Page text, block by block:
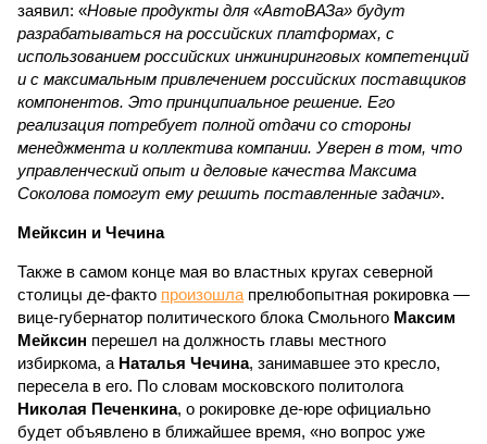
заявил: «Новые продукты для «АвтоВАЗа» будут
разрабатываться на российских платформах, с
использованием российских инжиниринговых компетенций
и с максимальным привлечением российских поставщиков
компонентов. Это принципиальное решение. Его
реализация потребует полной отдачи со стороны
менеджмента и коллектива компании. Уверен в том, что
управленческий опыт и деловые качества Максима
Соколова помогут ему решить поставленные задачи».
Мейксин и Чечина
Также в самом конце мая во властных кругах северной
столицы де-факто произошла прелюбопытная рокировка —
вице-губернатор политического блока Смольного Максим
Мейксин перешел на должность главы местного
избиркома, а Наталья Чечина, занимавшее это кресло,
пересела в его. По словам московского политолога
Николая Печенкина, о рокировке де-юре официально
будет объявлено в ближайшее время, «но вопрос уже